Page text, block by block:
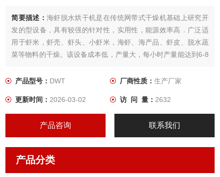
简要描述： 海虾脱水烘干机是在传统网带式干燥机基础上研究开
发的型设备，具有较强的针对性，实用性，能源效率高．广泛适
用于虾米，虾壳、虾头、小虾米，海虾、海产品、虾皮、脱水蔬
菜等物料的干燥。该设备成本低，产量大，每小时产量能达到6-8
产品型号： DWT 厂商性质： 生产厂家
更新时间：2026-03-02 访 问 量： 2632
产品咨询 联系我们
产品分类